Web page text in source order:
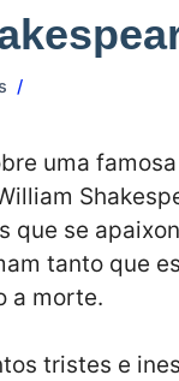
uma
que se
tanto que
a morte.
tristes e